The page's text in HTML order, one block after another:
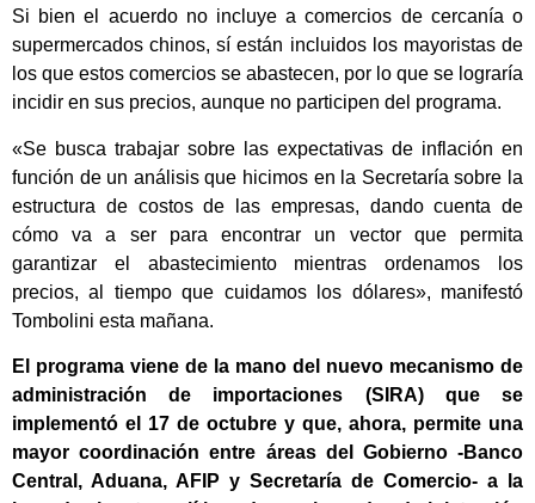
Si bien el acuerdo no incluye a comercios de cercanía o
supermercados chinos, sí están incluidos los mayoristas de
los que estos comercios se abastecen, por lo que se lograría
incidir en sus precios, aunque no participen del programa.
«Se busca trabajar sobre las expectativas de inflación en
función de un análisis que hicimos en la Secretaría sobre la
estructura de costos de las empresas, dando cuenta de
cómo va a ser para encontrar un vector que permita
garantizar el abastecimiento mientras ordenamos los
precios, al tiempo que cuidamos los dólares», manifestó
Tombolini esta mañana.
El programa viene de la mano del nuevo mecanismo de
administración de importaciones (SIRA) que se
implementó el 17 de octubre y que, ahora, permite una
mayor coordinación entre áreas del Gobierno -Banco
Central, Aduana, AFIP y Secretaría de Comercio- a la